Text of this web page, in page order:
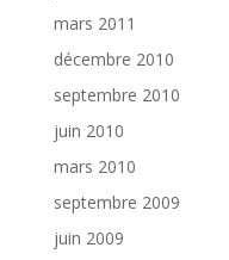
mars 2011
décembre 2010
septembre 2010
juin 2010
mars 2010
septembre 2009
juin 2009